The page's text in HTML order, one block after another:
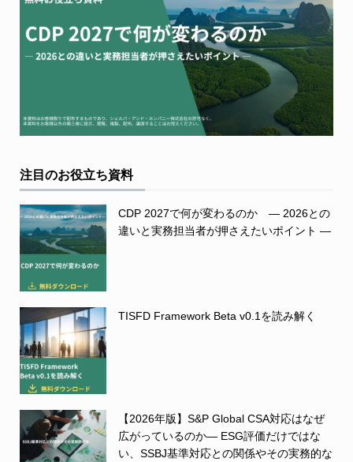
注目のお役立ち資料
CDP 2027で何が変わるのか ― 2026との
違いと実務担当者が押さえたいポイント ―
TISFD Framework Beta v0.1を読み解く
【2026年版】S&P Global CSA対応はなぜ
広がっているのか― ESG評価だけではな
い、SSBJ基準対応との関係やその実務的な